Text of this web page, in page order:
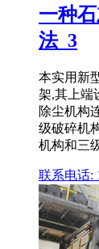
一种
法_3
本实用新
架,其上端
除尘机构
级破碎机
机构和三
联系电话: